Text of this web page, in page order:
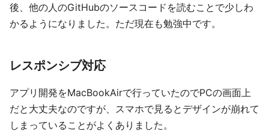
後、他の人のGitHubのソースコードを読むことで少しわ
かるようになりました。ただ現在も勉強中です。
レスポンシブ対応
アプリ開発をMacBookAirで行っていたのでPCの画面上
だと大丈夫なのですが、スマホで見るとデザインが崩れて
しまっていることがよくありました。